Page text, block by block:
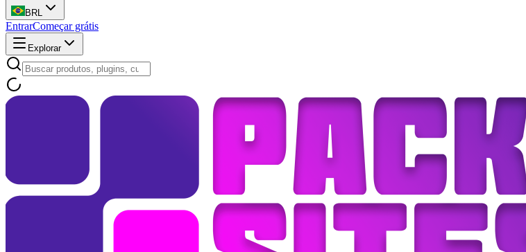
BRL
EntrarComeçar grátis
Explorar